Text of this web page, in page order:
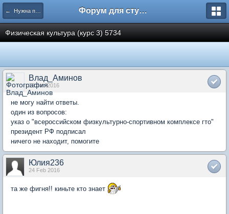
← Нужна помощь Форум для студента СГА
Физическая культура (курс 3) 5734
Влад_Аминов
13 Jan 2016
не могу найти ответы.
один из вопросов:
указ о "всероссийском физкультурно-спортивном комплексе гто"
президент РФ подписал
ничего не находит, помогите
Юлия236
24 Feb 2016
та же фигня!! киньте кто знает